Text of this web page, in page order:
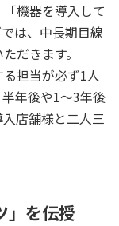
機器を導入して
は、中長期目線
だきます。
担当が必ず1人
年後や1～3年後
店舗様と二人三
」を伝授